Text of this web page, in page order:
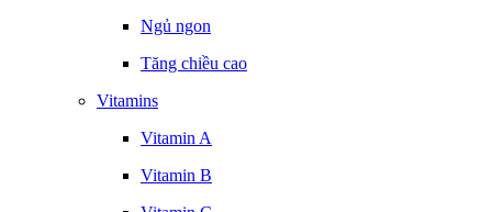
Ngủ ngon
Tăng chiều cao
Vitamins
Vitamin A
Vitamin B